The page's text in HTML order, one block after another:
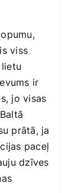
viss
ir
jo visas
prātā, ja
paceļ
dzīves